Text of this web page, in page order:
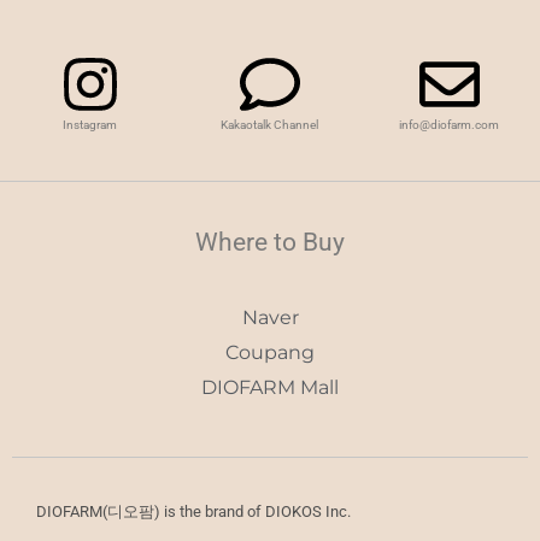
Instagram Kakaotalk Channel info@diofarm.com
Where to Buy
Naver
Coupang
DIOFARM Mall
DIOFARM(디오팜) is the brand of DIOKOS Inc.